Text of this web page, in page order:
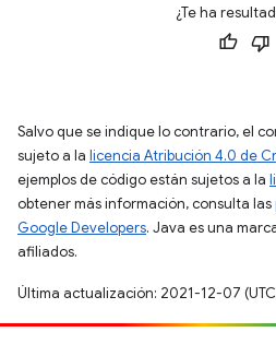
¿Te ha
Salvo que se indique lo contrario, el
sujeto a la licencia Atribución 4.0 de
ejemplos de código están sujetos a la
obtener más información, consulta las
Google Developers. Java es una
afiliados.
Última actualización: 2021-12-07